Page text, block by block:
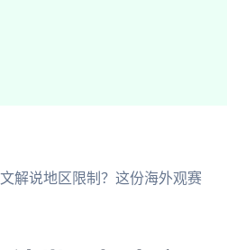
解说地区限制？这份海外观赛